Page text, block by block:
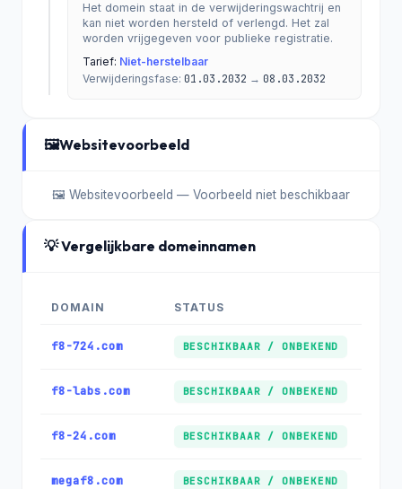
Het domein staat in de verwijderingswachtrij en
kan niet worden hersteld of verlengd. Het zal
worden vrijgegeven voor publieke registratie.
Tarief: Niet-herstelbaar
Verwijderingsfase: 01.03.2032 → 08.03.2032
🖼️Websitevoorbeeld
🖼️ Websitevoorbeeld — Voorbeeld niet beschikbaar
💡 Vergelijkbare domeinnamen
DOMAIN STATUS
f8-724.com BESCHIKBAAR / ONBEKEND
f8-labs.com BESCHIKBAAR / ONBEKEND
f8-24.com BESCHIKBAAR / ONBEKEND
megaf8.com BESCHIKBAAR / ONBEKEND